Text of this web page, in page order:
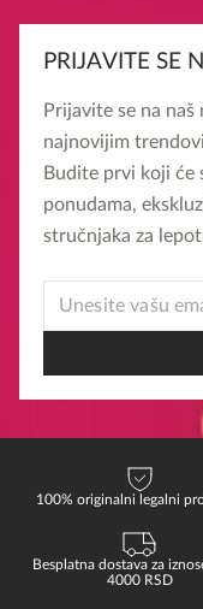
PRIJAVITE SE
Prijavite se na
najnovijim
Budite prvi koji će
ponudama,
stručnjaka za
EMAIL
100% originalni legalni
Besplatna dostava za
4000 RSD